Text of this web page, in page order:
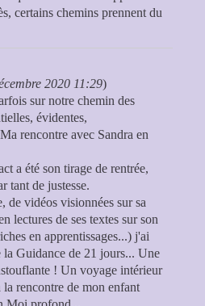
certains chemins prennent du
2020 11:29)
sur notre chemin des
évidentes,
rencontre avec Sandra en
a été son tirage de rentrée,
tant de justesse.
de vidéos visionnées sur sa
lectures de ses textes sur son
en apprentissages...) j'ai
la Guidance de 21 jours... Une
! Un voyage intérieur
rencontre de mon enfant